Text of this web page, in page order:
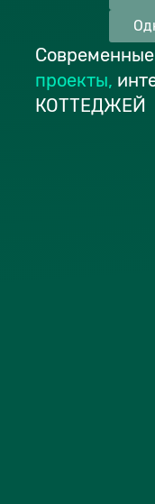
Современные
проекты,
КОТТЕДЖЕЙ